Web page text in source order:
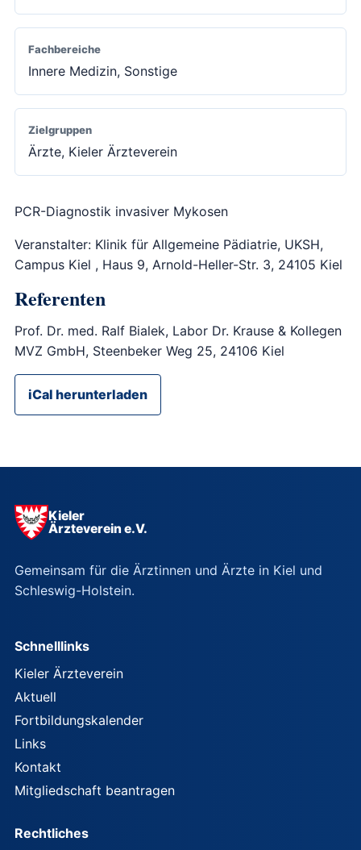
Fachbereiche
Innere Medizin, Sonstige
Zielgruppen
Ärzte, Kieler Ärzteverein
PCR-Diagnostik invasiver Mykosen
Veranstalter: Klinik für Allgemeine Pädiatrie, UKSH,
Campus Kiel , Haus 9, Arnold-Heller-Str. 3, 24105 Kiel
Referenten
Prof. Dr. med. Ralf Bialek, Labor Dr. Krause & Kollegen
MVZ GmbH, Steenbeker Weg 25, 24106 Kiel
iCal herunterladen
Kieler
Ärzteverein e.V.
Gemeinsam für die Ärztinnen und Ärzte in Kiel und
Schleswig-Holstein.
Schnelllinks
Kieler Ärzteverein
Aktuell
Fortbildungskalender
Links
Kontakt
Mitgliedschaft beantragen
Rechtliches